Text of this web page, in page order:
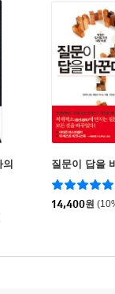
질문이 답을
14,400원